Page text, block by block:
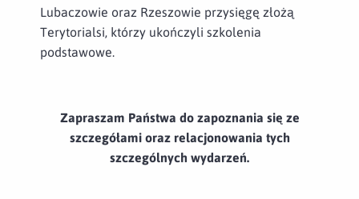
Lubaczowie oraz Rzeszowie przysięgę złożą
Terytorialsi, którzy ukończyli szkolenia
podstawowe.
Zapraszam Państwa do zapoznania się ze
szczegółami oraz relacjonowania tych
szczególnych wydarzeń.